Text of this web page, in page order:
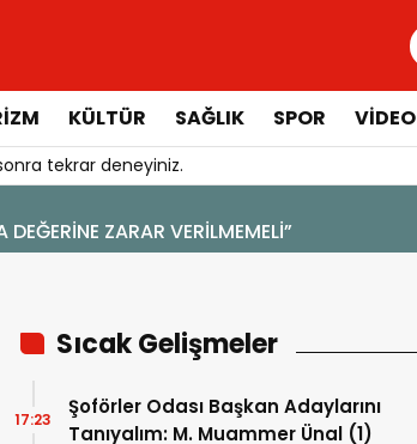
KÜLTÜR SAĞLIK SPOR VIDEO
tekrar deneyiniz.
Sıcak Gelişmeler
Şoförler Odası Başkan Adaylarını
Tanıyalım: M. Muammer Ünal (1)
17:23